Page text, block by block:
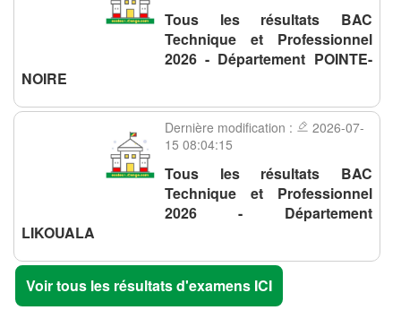
Tous les résultats BAC
Technique et Professionnel
2026 - Département POINTE-
NOIRE
Dernière modification :
2026-07-
15 08:04:15
Tous les résultats BAC
Technique et Professionnel
2026 - Département
LIKOUALA
Voir tous les résultats d'examens ICI